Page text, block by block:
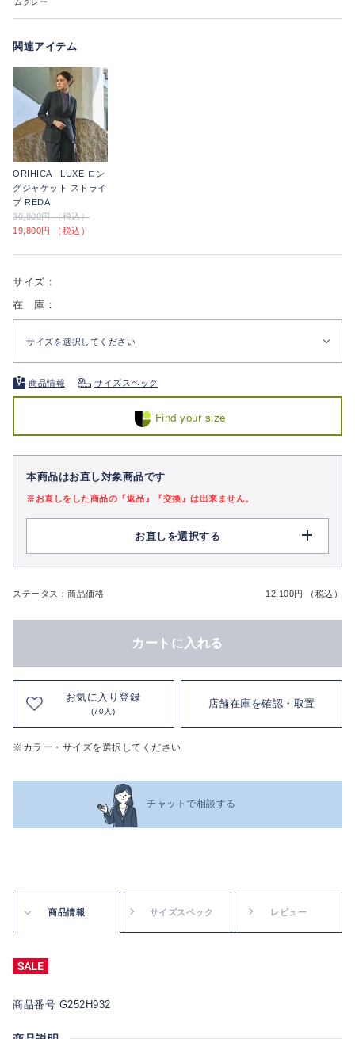
ムグレー
関連アイテム
ORIHICA LUXE ロン
グジャケット ストライ
プ REDA
30,800円 （税込）
19,800円 （税込）
サイズ：
在 庫：
サイズを選択してください
商品情報 サイズスペック
Find your size
本商品はお直し対象商品です
※お直しをした商品の『返品』『交換』は出来ません。
お直しを選択する
ステータス：商品価格 12,100円 （税込）
カートに入れる
お気に入り登録
(70人)
店舗在庫を確認・取置
※カラー・サイズを選択してください
チャットで相談する
商品情報 サイズスペック レビュー
商品番号 G252H932